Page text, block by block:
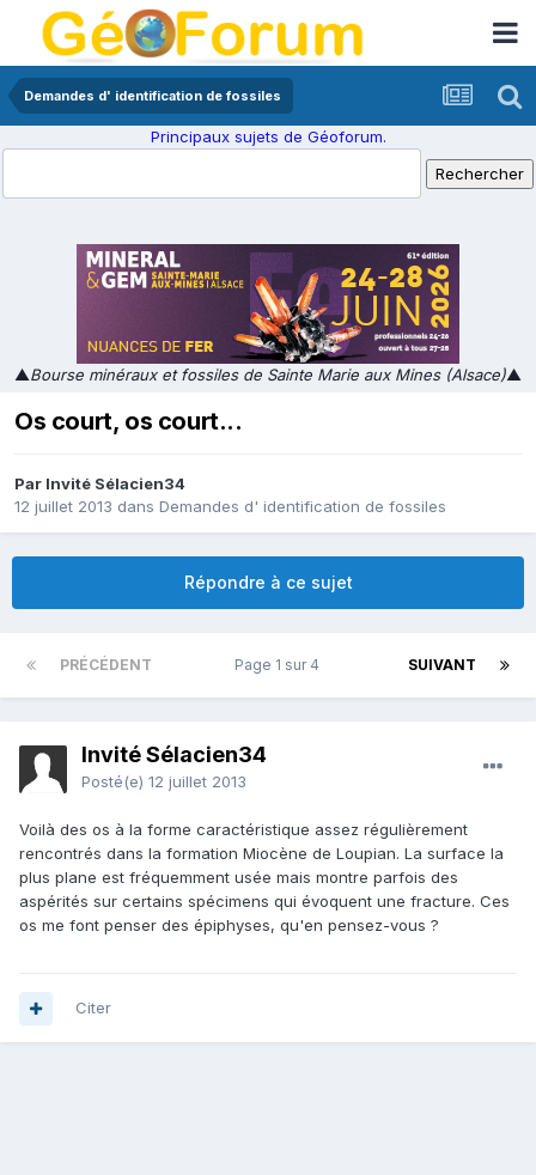
Demandes d' identification de fossiles
Principaux sujets de Géoforum.
▲Bourse minéraux et fossiles de Sainte Marie aux Mines (Alsace)▲
Os court, os court...
Par Invité Sélacien34
12 juillet 2013 dans Demandes d' identification de fossiles
Répondre à ce sujet
PRÉCÉDENT SUIVANT
Page 1 sur 4
Invité Sélacien34
Posté(e) 12 juillet 2013
Voilà des os à la forme caractéristique assez régulièrement
rencontrés dans la formation Miocène de Loupian. La surface la
plus plane est fréquemment usée mais montre parfois des
aspérités sur certains spécimens qui évoquent une fracture. Ces
os me font penser des épiphyses, qu'en pensez-vous ?
Citer